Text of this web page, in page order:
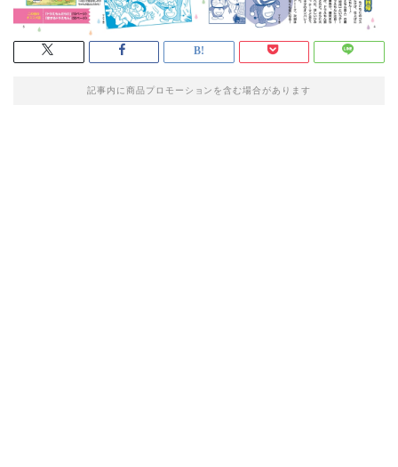
記事内に商品プロモーションを含む場合があります